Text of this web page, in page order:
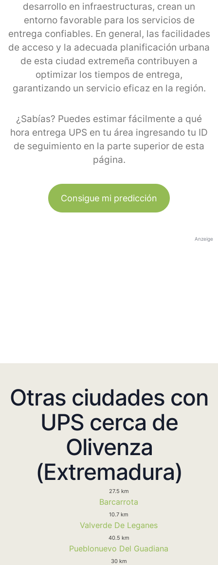
desarrollo en infraestructuras, crean un
entorno favorable para los servicios de
entrega confiables. En general, las facilidades
de acceso y la adecuada planificación urbana
de esta ciudad extremeña contribuyen a
optimizar los tiempos de entrega,
garantizando un servicio eficaz en la región.
¿Sabías? Puedes estimar fácilmente a qué
hora entrega UPS en tu área ingresando tu ID
de seguimiento en la parte superior de esta
página.
Consigue mi predicción
Anzeige
Otras ciudades con
UPS cerca de
Olivenza
(Extremadura)
27.5 km
Barcarrota
10.7 km
Valverde De Leganes
40.5 km
Pueblonuevo Del Guadiana
30 km